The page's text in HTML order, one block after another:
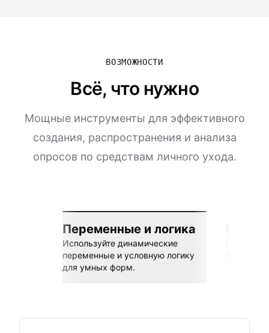
ВОЗМОЖНОСТИ
Всё, что нужно
Мощные инструменты для эффективного
создания, распространения и анализа
опросов по средствам личного ухода.
Переменные и логика
Используйте динамические
переменные и условную логику
для умных форм.